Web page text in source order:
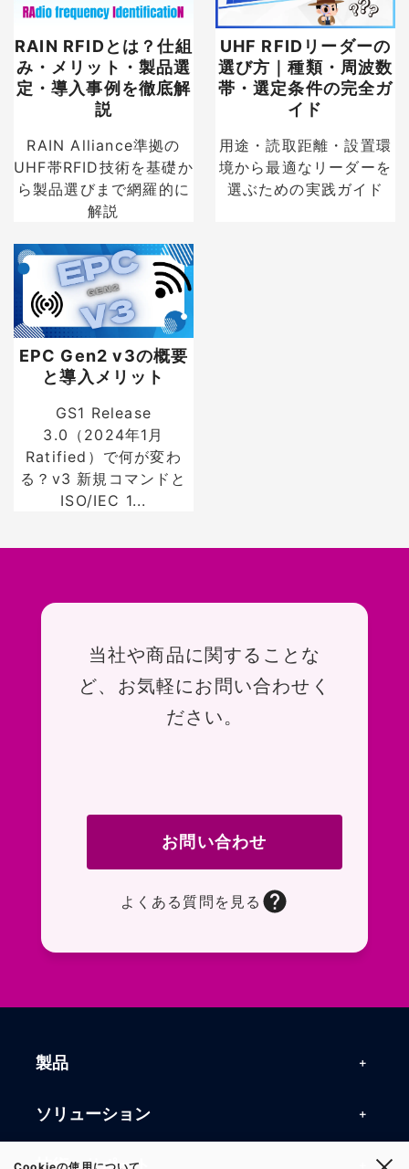
RAIN RFIDとは？仕組
み・メリット・製品選
定・導入事例を徹底解
説
RAIN Alliance準拠の
UHF帯RFID技術を基礎か
ら製品選びまで網羅的に
解説
UHF RFIDリーダーの
選び方｜種類・周波数
帯・選定条件の完全ガ
イド
用途・読取距離・設置環
境から最適なリーダーを
選ぶための実践ガイド
EPC Gen2 v3の概要
と導入メリット
GS1 Release
3.0（2024年1月
Ratified）で何が変わ
る？v3 新規コマンドと
ISO/IEC 1...
お問い合わせ
当社や商品に関することな
ど、お気軽にお問い合わせく
ださい。
お問い合わせ
よくある質問を見る
製品
製品一覧
RFIDリーダー
ソリューション
RFIDソリューション
技術・サポート
Cookieの使用について